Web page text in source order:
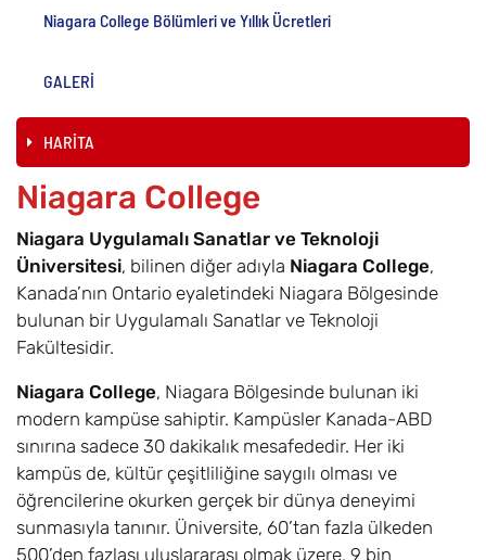
Niagara College Bölümleri ve Yıllık Ücretleri
GALERİ
HARİTA
Niagara College
Niagara Uygulamalı Sanatlar ve Teknoloji
Üniversitesi, bilinen diğer adıyla Niagara College,
Kanada’nın Ontario eyaletindeki Niagara Bölgesinde
bulunan bir Uygulamalı Sanatlar ve Teknoloji
Fakültesidir.
Niagara College, Niagara Bölgesinde bulunan iki
modern kampüse sahiptir. Kampüsler Kanada-ABD
sınırına sadece 30 dakikalık mesafededir. Her iki
kampüs de, kültür çeşitliliğine saygılı olması ve
öğrencilerine okurken gerçek bir dünya deneyimi
sunmasıyla tanınır. Üniversite, 60’tan fazla ülkeden
500’den fazlası uluslararası olmak üzere, 9 bin